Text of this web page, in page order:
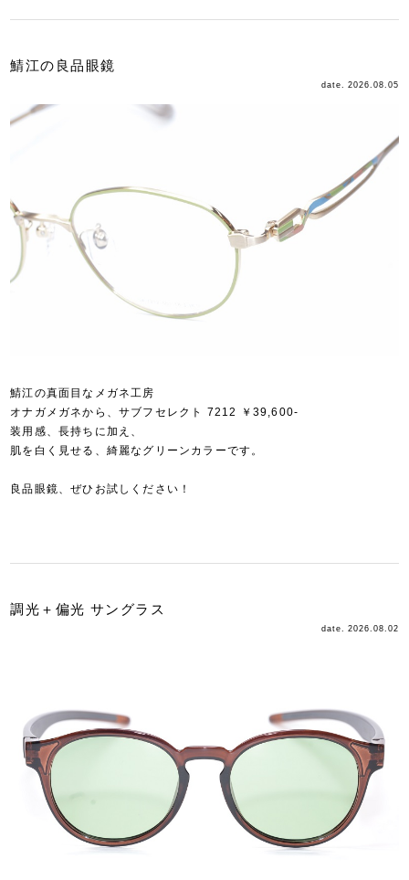
鯖江の良品眼鏡
date. 2026.08.05
鯖江の真面目なメガネ工房
オナガメガネから、サブフセレクト 7212 ￥39,600-
装用感、長持ちに加え、
肌を白く見せる、綺麗なグリーンカラーです。
良品眼鏡、ぜひお試しください！
調光＋偏光 サングラス
date. 2026.08.02